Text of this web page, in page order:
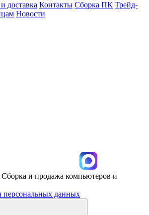
доставка Контакты Сборка ПК Трейд-
Новости
и продажа компьютеров и
персональных данных